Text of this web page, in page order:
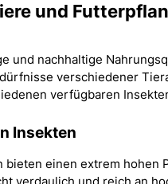
und
und nachhaltige
verschiedener
verfügbaren
Insekten
bieten einen extrem hohen
verdaulich und reich an